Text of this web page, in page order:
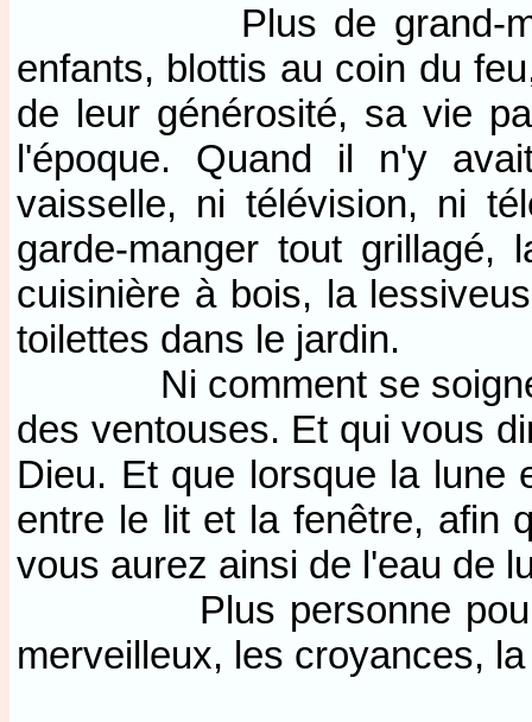
Plus de grand-mère
enfants, blottis au coin du
de leur générosité, sa vie
l'époque. Quand il n'y
vaisselle, ni télévision, ni
garde-manger tout
cuisinière à bois, la
toilettes dans le jardin.
Ni comment se soigner
des ventouses. Et qui vous
Dieu. Et que lorsque la lune
entre le lit et la fenêtre, afin
vous aurez ainsi de l'eau de
Plus personne pour
merveilleux, les croyances,